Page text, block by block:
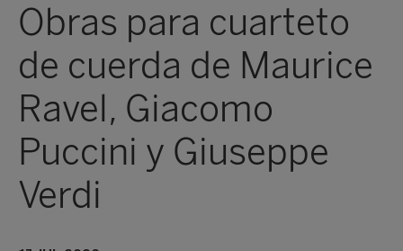
Obras para cuarteto
de cuerda de Maurice
Ravel, Giacomo
Puccini y Giuseppe
Verdi